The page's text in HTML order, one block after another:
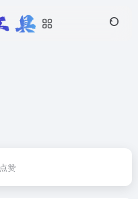
点赞